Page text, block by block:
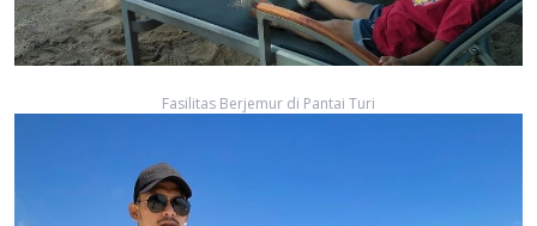
Fasilitas Berjemur di Pantai Turi